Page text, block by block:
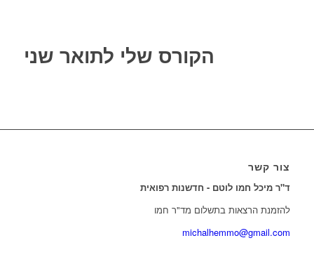
הקורס שלי לתואר שני
צור קשר
ד"ר מיכל חמו לוטם - חדשנות רפואית
להזמנת הרצאות בתשלום מד"ר חמו
michalhemmo@gmail.com